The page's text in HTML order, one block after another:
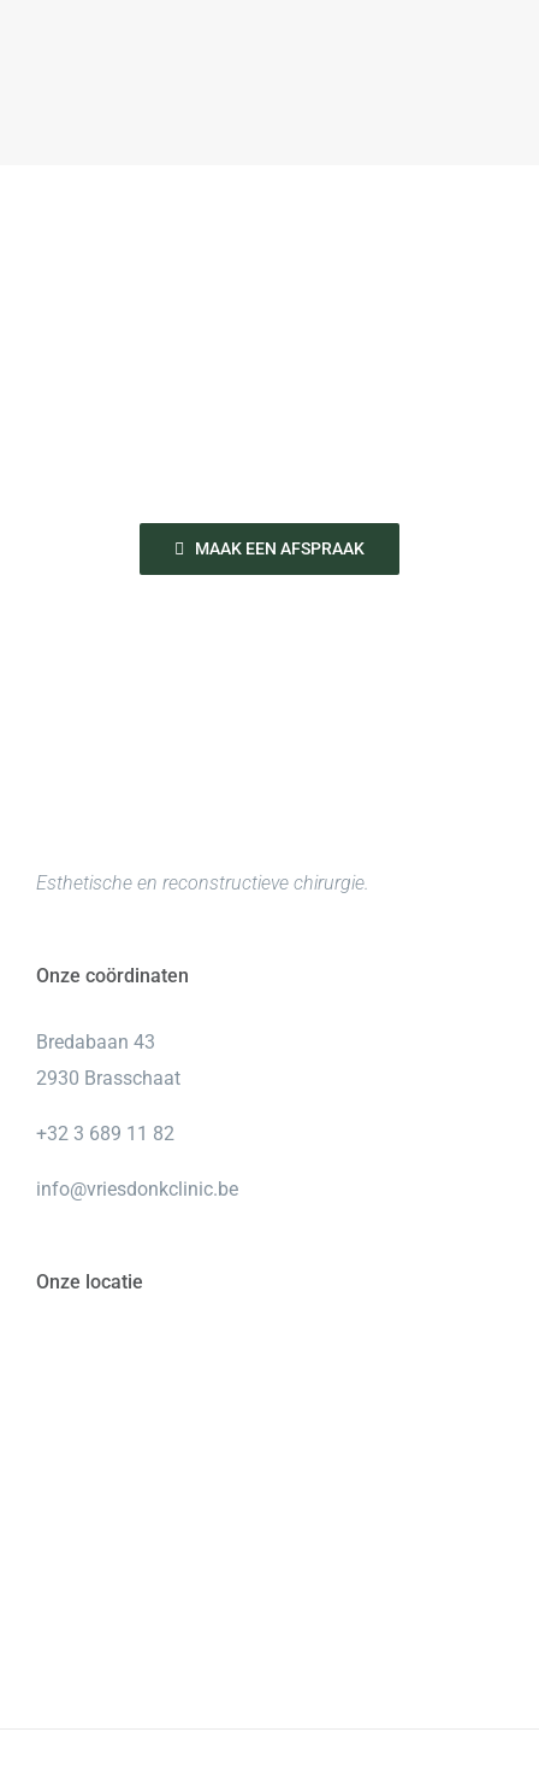
MAAK EEN AFSPRAAK
Esthetische en reconstructieve chirurgie.
Onze coördinaten
Bredabaan 43
2930 Brasschaat
+32 3 689 11 82
info@vriesdonkclinic.be
Onze locatie